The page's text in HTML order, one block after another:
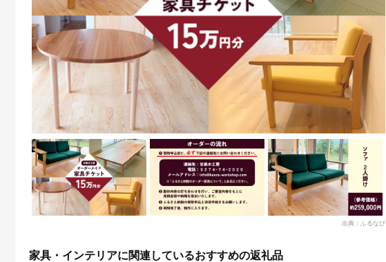
出典：ふるなび
家具・インテリアに関連しているおすすめの返礼品